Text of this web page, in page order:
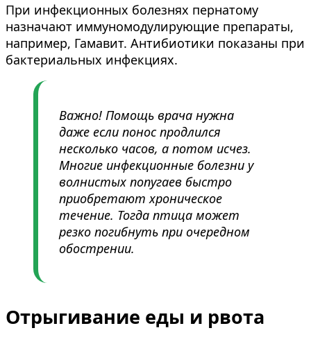
При инфекционных болезнях пернатому
назначают иммуномодулирующие препараты,
например, Гамавит. Антибиотики показаны при
бактериальных инфекциях.
Важно! Помощь врача нужна
даже если понос продлился
несколько часов, а потом исчез.
Многие инфекционные болезни у
волнистых попугаев быстро
приобретают хроническое
течение. Тогда птица может
резко погибнуть при очередном
обострении.
Отрыгивание еды и рвота